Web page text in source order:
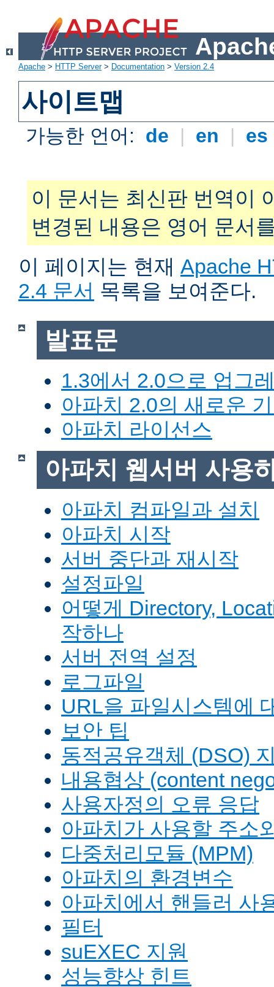
Apache > HTTP Server> Documentation > Version 2.4
사이트맵
가능한 언어: de | en | es
이 문서는 최신판 번역이
변경된 내용은 영어 문서
이 페이지는 현재 Apache
2.4 문서 목록을 보여준다.
발표문
1.3에서 2.0으로 업그
아파치 2.0의 새로운
아파치 라이선스
아파치 웹서버 사용
아파치 컴파일과 설치
아파치 시작
서버 중단과 재시작
설정파일
어떻게 Directory,
작하나
서버 전역 설정
로그파일
URL을 파일시스템에
보안 팁
동적공유객체 (DSO)
내용협상 (content
사용자정의 오류 응답
아파치가 사용할 주소
다중처리모듈 (MPM)
아파치의 환경변수
아파치에서 핸들러 사
필터
suEXEC 지원
성능향상 힌트